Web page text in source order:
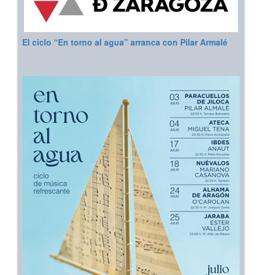
El ciclo “En torno al agua” arranca con Pilar Armalé